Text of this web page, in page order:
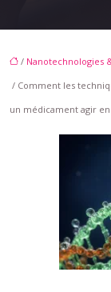
/ Nanotechnologies
/ Comment les
un médicament agir